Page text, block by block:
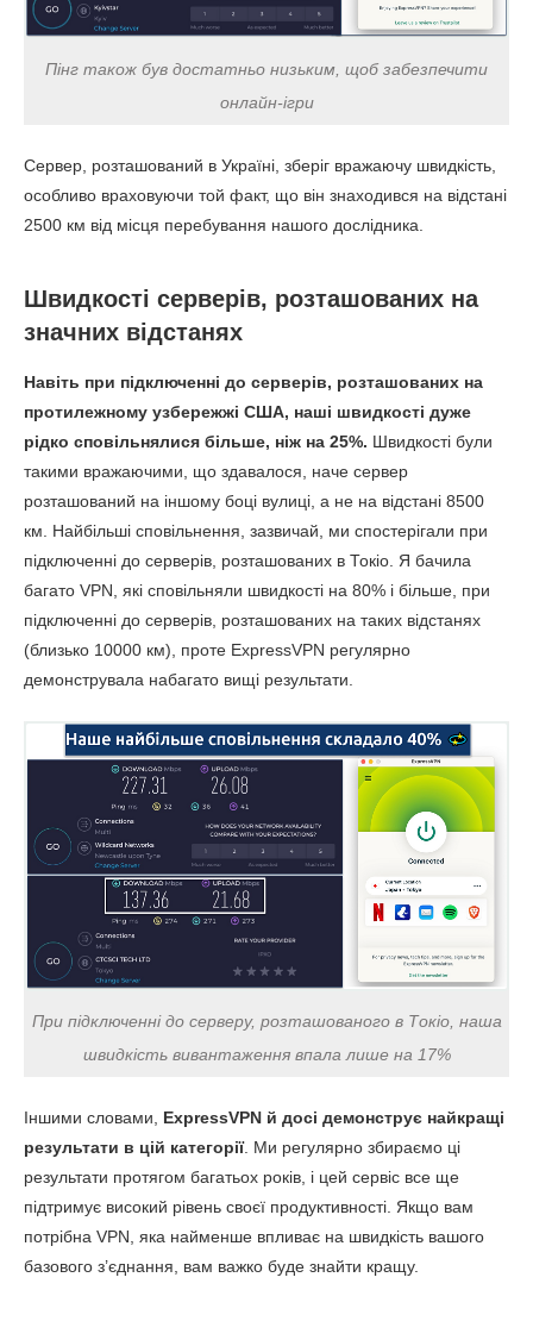
Франція
Завантаження
Пінг
Японія
Завантаження
Вивантаження
Пінг
Австралія
Завантаження
Вивантаження
Сингапур
Завантаження
Вивантаження
Пінг
115 мс
158.51 Мбіт/с
134.14 Мбіт/с
42.65 Мбіт/с
152 мс
142 Мбіт/с
115.86 Мбіт/с
150.43 Мбіт/с
85.31 Мбіт/с
111.83 Мбіт/с
166.18 Мбіт/с
відсутні*
145 мс
11.23 Мбіт/с
193 мс
128.44 Мбіт/с
10.25 Мбіт/с
208 мс
Пінг також був достатньо низьким, щоб забезпечити
онлайн-ігри
Сервер, розташований в Україні, зберіг вражаючу швидкість,
особливо враховуючи той факт, що він знаходився на відстані
2500 км від місця перебування нашого дослідника.
Швидкості серверів, розташованих на
значних відстанях
Навіть при підключенні до серверів, розташованих на
протилежному узбережжі США, наші швидкості дуже
рідко сповільнялися більше, ніж на 25%. Швидкості були
такими вражаючими, що здавалося, наче сервер
розташований на іншому боці вулиці, а не на відстані 8500
км. Найбільші сповільнення, зазвичай, ми спостерігали при
підключенні до серверів, розташованих в Токіо. Я бачила
багато VPN, які сповільняли швидкості на 80% і більше, при
підключенні до серверів, розташованих на таких відстанях
(близько 10000 км), проте ExpressVPN регулярно
демонструвала набагато вищі результати.
При підключенні до серверу, розташованого в Токіо, наша
швидкість вивантаження впала лише на 17%
Іншими словами, ExpressVPN й досі демонструє найкращі
результати в цій категорії. Ми регулярно збираємо ці
результати протягом багатьох років, і цей сервіс все ще
підтримує високий рівень своєї продуктивності. Якщо вам
потрібна VPN, яка найменше впливає на швидкість вашого
базового з’єднання, вам важко буде знайти кращу.